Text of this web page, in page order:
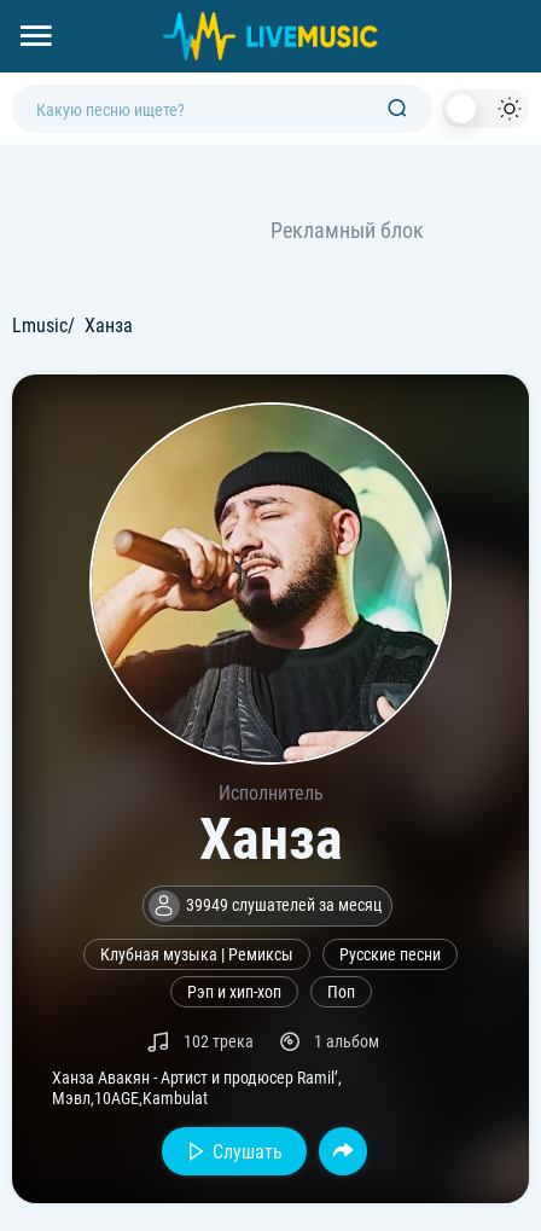
Lmusic Ханза
Исполнитель
Ханза
39949 слушателей за месяц
Клубная музыка | Ремиксы
Русские песни
Рэп и хип-хоп
Поп
102 трека
1 альбом
Ханза Авакян - Артист и продюсер Ramil’,
Мэвл,10AGE,Kambulat
Слушать